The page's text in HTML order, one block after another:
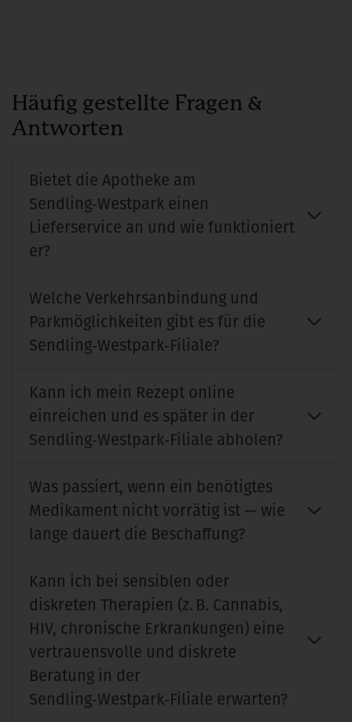
Häufig gestellte Fragen &
Antworten
Bietet die Apotheke am
Sendling‑Westpark einen
Lieferservice an und wie funktioniert
er?
Welche Verkehrsanbindung und
Parkmöglichkeiten gibt es für die
Sendling‑Westpark‑Filiale?
Kann ich mein Rezept online
einreichen und es später in der
Sendling‑Westpark‑Filiale abholen?
Was passiert, wenn ein benötigtes
Medikament nicht vorrätig ist — wie
lange dauert die Beschaffung?
Kann ich bei sensiblen oder
diskreten Therapien (z. B. Cannabis,
HIV, chronische Erkrankungen) eine
vertrauensvolle und diskrete
Beratung in der
Sendling‑Westpark‑Filiale erwarten?